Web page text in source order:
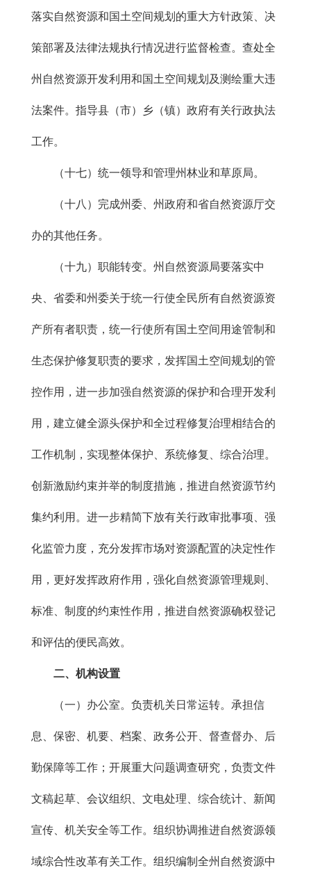
落实自然资源和国土空间规划的重大方针政策、决
策部署及法律法规执行情况进行监督检查。查处全
州自然资源开发利用和国土空间规划及测绘重大违
法案件。指导县（市）乡（镇）政府有关行政执法
工作。
（十七）统一领导和管理州林业和草原局。
（十八）完成州委、州政府和省自然资源厅交
办的其他任务。
（十九）职能转变。州自然资源局要落实中
央、省委和州委关于统一行使全民所有自然资源资
产所有者职责，统一行使所有国土空间用途管制和
生态保护修复职责的要求，发挥国土空间规划的管
控作用，进一步加强自然资源的保护和合理开发利
用，建立健全源头保护和全过程修复治理相结合的
工作机制，实现整体保护、系统修复、综合治理。
创新激励约束并举的制度措施，推进自然资源节约
集约利用。进一步精简下放有关行政审批事项、强
化监管力度，充分发挥市场对资源配置的决定性作
用，更好发挥政府作用，强化自然资源管理规则、
标准、制度的约束性作用，推进自然资源确权登记
和评估的便民高效。
二、机构设置
（一）办公室。负责机关日常运转。承担信
息、保密、机要、档案、政务公开、督查督办、后
勤保障等工作；开展重大问题调查研究，负责文件
文稿起草、会议组织、文电处理、综合统计、新闻
宣传、机关安全等工作。组织协调推进自然资源领
域综合性改革有关工作。组织编制全州自然资源中